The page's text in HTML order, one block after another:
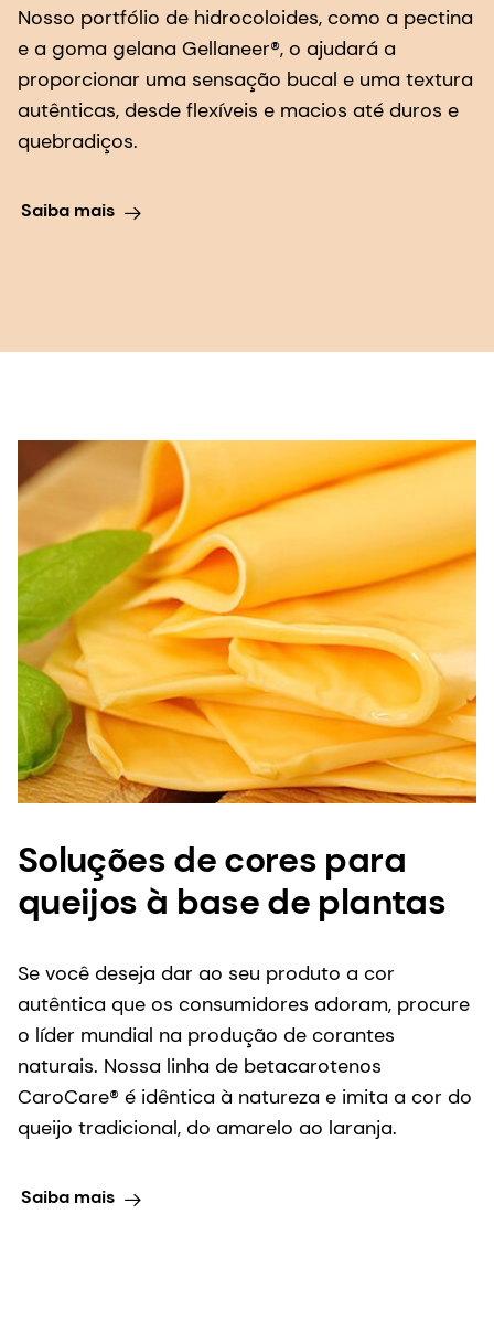
autênticas, desde flexíveis e macios até duros e
quebradiços.
Saiba mais
Soluções de cores para
queijos à base de plantas
Se você deseja dar ao seu produto a cor
autêntica que os consumidores adoram, procure
naturais. Nossa linha de betacarotenos
CaroCare® é idêntica à natureza e imita a cor do
queijo tradicional, do amarelo ao laranja.
Saiba mais